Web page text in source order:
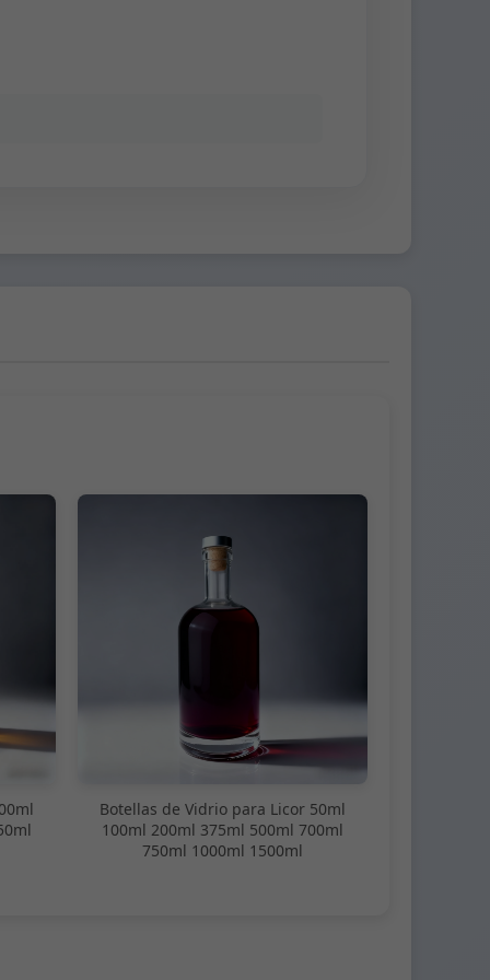
Botellas de Vidrio para Licor 50ml
100ml 200ml 375ml 500ml 700ml
750ml 1000ml 1500ml